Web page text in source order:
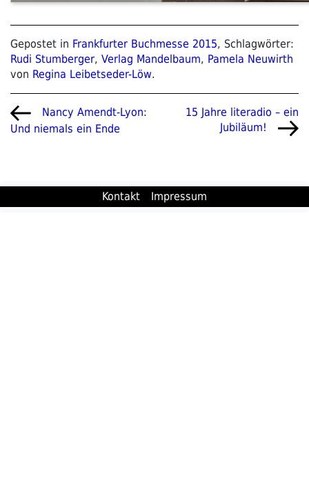
Gepostet in Frankfurter Buchmesse 2015, Schlagwörter:
Rudi Stumberger, Verlag Mandelbaum, Pamela Neuwirth
von Regina Leibetseder-Löw.
Beitragsnavigation
Vorheriger
Beitrag
Nancy Amendt-Lyon:
Und niemals ein Ende
Nächster
Beitrag
15 Jahre literadio – ein
Jubiläum!
Kontakt Impressum